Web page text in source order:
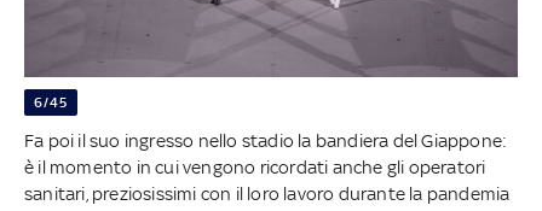
6/45
Fa poi il suo ingresso nello stadio la bandiera del Giappone:
è il momento in cui vengono ricordati anche gli operatori
sanitari, preziosissimi con il loro lavoro durante la pandemia